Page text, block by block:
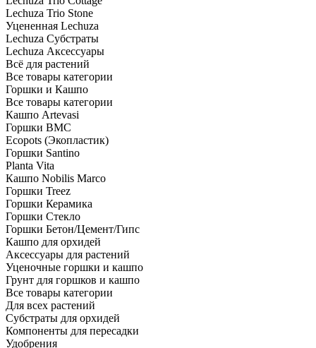
Lechuza Trio Stone
Уцененная Lechuza
Lechuza Субстраты
Lechuza Аксессуары
Всё для растений
Все товары категории
Горшки и Кашпо
Все товары категории
Кашпо Artevasi
Горшки BMC
Ecopots (Экопластик)
Горшки Santino
Planta Vita
Кашпо Nobilis Marco
Горшки Treez
Горшки Керамика
Горшки Стекло
Горшки Бетон/Цемент/Гипс
Кашпо для орхидей
Аксессуары для растений
Уценочные горшки и кашпо
Грунт для горшков и кашпо
Все товары категории
Для всех растений
Субстраты для орхидей
Компоненты для пересадки
Удобрения